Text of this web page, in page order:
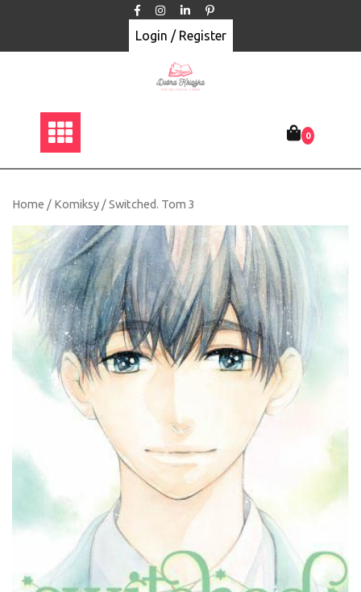
Login / Register
0
Home / Komiksy / Switched. Tom 3